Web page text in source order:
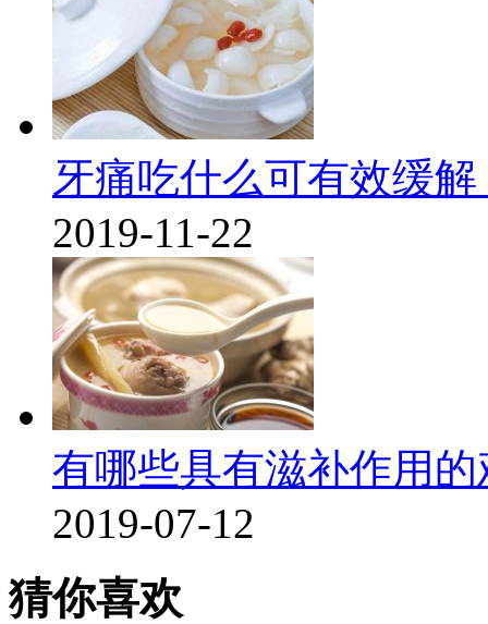
牙痛吃什么可有效缓
2019-11-22
有哪些具有滋补作用的
2019-07-12
猜你喜欢